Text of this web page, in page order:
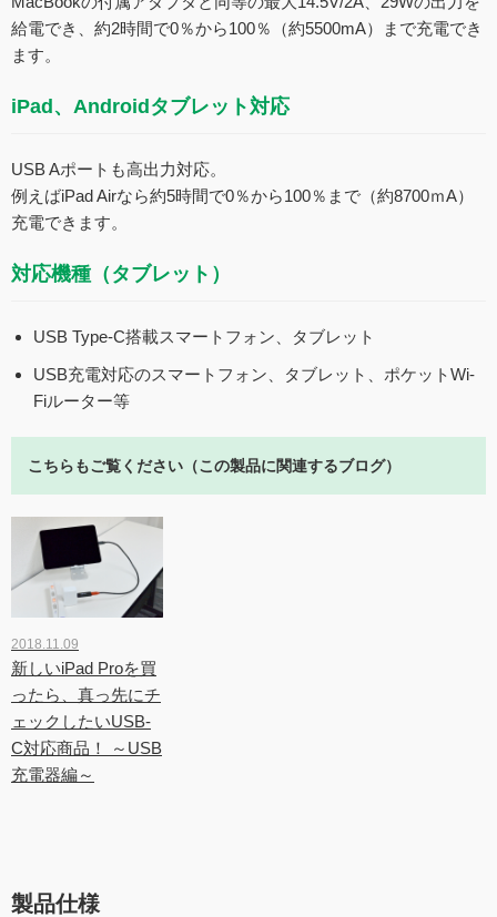
給電でき、約2時間で0％から100％（約5500mA）まで充電でき
ます。
iPad、Androidタブレット対応
USB Aポートも高出力対応。
例えばiPad Airなら約5時間で0％から100％まで（約8700ｍA）
充電できます。
対応機種（タブレット）
USB Type-C搭載スマートフォン、タブレット
USB充電対応のスマートフォン、タブレット、ポケットWi-
Fiルーター等
こちらもご覧ください（この製品に関連するブログ）
2018.11.09
新しいiPad Proを買
ったら、真っ先にチ
ェックしたいUSB-
C対応商品！ ～USB
充電器編～
製品仕様